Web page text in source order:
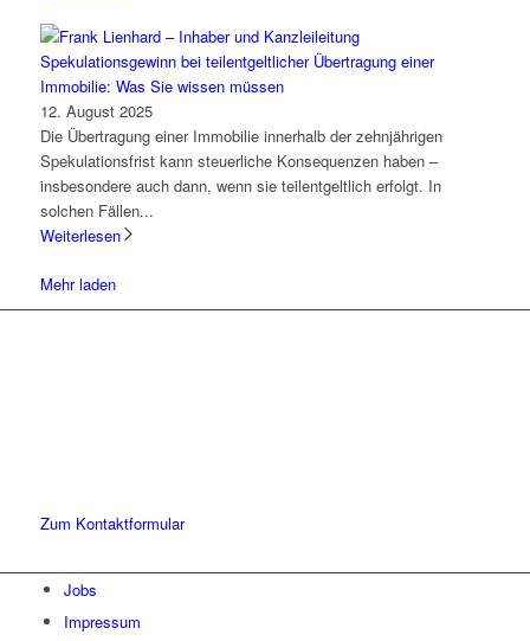
Spekulationsgewinn bei teilentgeltlicher Übertragung einer
Immobilie: Was Sie wissen müssen
12. August 2025
Die Übertragung einer Immobilie innerhalb der zehnjährigen
Spekulationsfrist kann steuerliche Konsequenzen haben –
insbesondere auch dann, wenn sie teilentgeltlich erfolgt. In
solchen Fällen...
Weiterlesen
Mehr laden
Zum Kontaktformular
Jobs
Impressum